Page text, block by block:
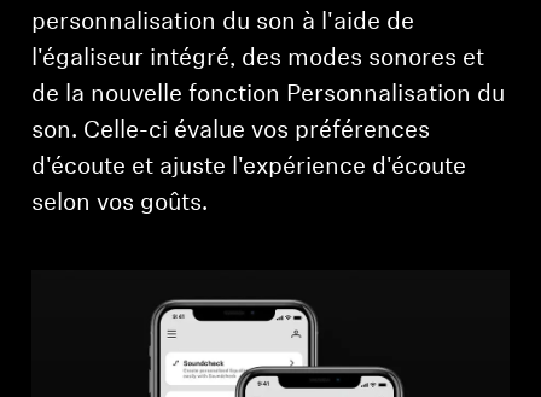
personnalisation du son à l'aide de
l'égaliseur intégré, des modes sonores et
de la nouvelle fonction Personnalisation du
son. Celle-ci évalue vos préférences
d'écoute et ajuste l'expérience d'écoute
selon vos goûts.
Connexion requise
Connectez-vous à votre compte pour ajouter
des produits à votre liste de souhaits et afficher
vos articles précédemment enregistrés.